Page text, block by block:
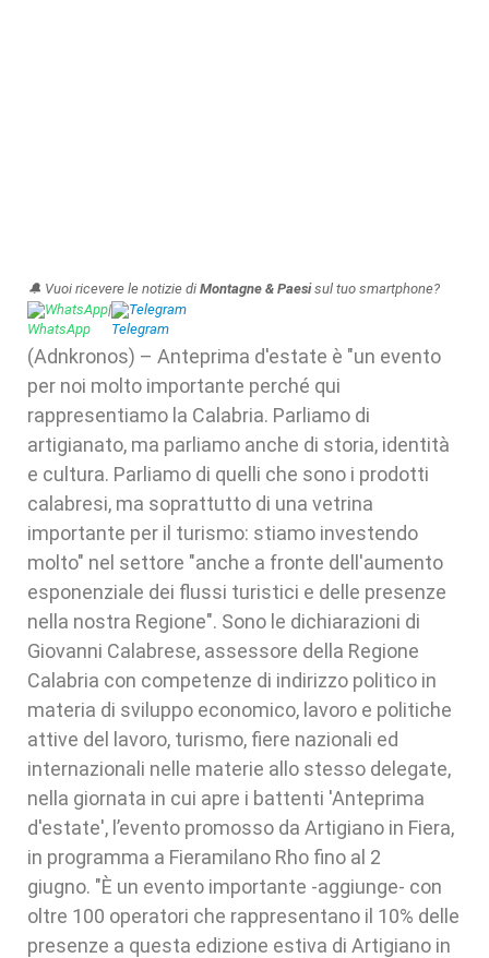
🔔 Vuoi ricevere le notizie di Montagne & Paesisul tuo smartphone?
WhatsApp| Telegram
(Adnkronos) – Anteprima d'estate è "un evento
per noi molto importante perché qui
rappresentiamo la Calabria. Parliamo di
artigianato, ma parliamo anche di storia, identità
e cultura. Parliamo di quelli che sono i prodotti
calabresi, ma soprattutto di una vetrina
importante per il turismo: stiamo investendo
molto" nel settore "anche a fronte dell'aumento
esponenziale dei flussi turistici e delle presenze
nella nostra Regione". Sono le dichiarazioni di
Giovanni Calabrese, assessore della Regione
Calabria con competenze di indirizzo politico in
materia di sviluppo economico, lavoro e politiche
attive del lavoro, turismo, fiere nazionali ed
internazionali nelle materie allo stesso delegate,
nella giornata in cui apre i battenti 'Anteprima
d'estate', l’evento promosso da Artigiano in Fiera,
in programma a Fieramilano Rho fino al 2
giugno. "È un evento importante -aggiunge- con
oltre 100 operatori che rappresentano il 10% delle
presenze a questa edizione estiva di Artigiano in